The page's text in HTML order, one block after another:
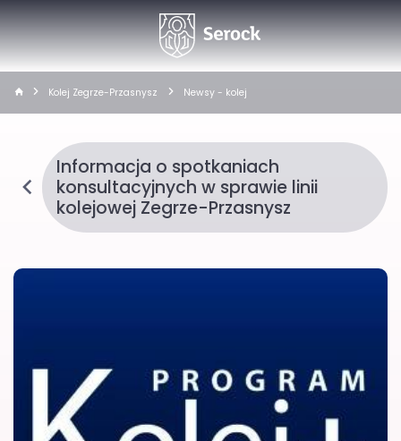
Kolej Zegrze-Przasnysz Newsy - kolej
Informacja o spotkaniach
konsultacyjnych w sprawie linii
kolejowej Zegrze-Przasnysz